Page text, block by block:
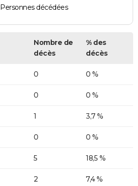
Personnes décédées
Nombre de
décès
% des
décès
0 0 %
0 0 %
1 3,7 %
0 0 %
5 18,5 %
2 7,4 %